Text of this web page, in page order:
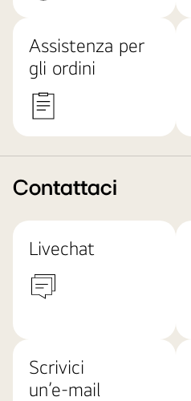
Assistenza per
gli ordini
Contattaci
Livechat
Scrivici
un’e-mail